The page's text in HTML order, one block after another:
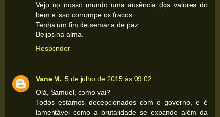
Vejo no nosso mundo uma ausência dos valores do
bem e isso corrompe os fracos.
Tenha um fim de semana de paz.
Beijos na alma.
Responder
Vane M. 5 de julho de 2015 às 09:02
Olá, Samuel, como vai?
Todos estamos decepcionados com o governo, e é
lamentável como a brutalidade se expande além da